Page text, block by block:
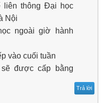
liên thông Đại học
Nội
ngoài giờ hành
vào cuối tuần
được cấp bằng
Trả lời